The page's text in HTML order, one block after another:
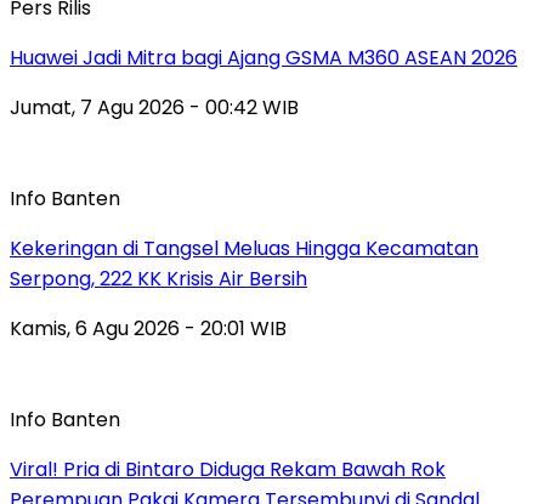
Pers Rilis
Huawei Jadi Mitra bagi Ajang GSMA M360 ASEAN 2026
Jumat, 7 Agu 2026 - 00:42 WIB
Info Banten
Kekeringan di Tangsel Meluas Hingga Kecamatan
Serpong, 222 KK Krisis Air Bersih
Kamis, 6 Agu 2026 - 20:01 WIB
Info Banten
Viral! Pria di Bintaro Diduga Rekam Bawah Rok